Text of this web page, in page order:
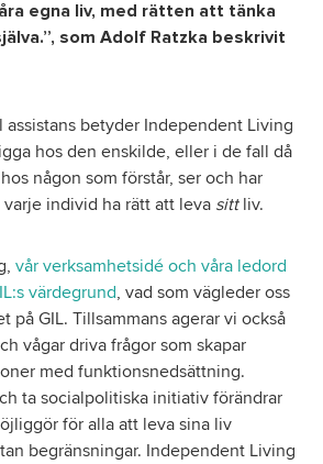
egna liv, med rätten att tänka
som Adolf Ratzka beskrivit
assistans betyder Independent Living
hos den enskilde, eller i de fall då
någon som förstår, ser och har
individ ha rätt att leva sitt liv.
vår verksamhetsidé och våra ledord
värdegrund, vad som vägleder oss
på GIL. Tillsammans agerar vi också
vågar driva frågor som skapar
med funktionsnedsättning.
ta socialpolitiska initiativ förändrar
för alla att leva sina liv
begränsningar. Independent Living